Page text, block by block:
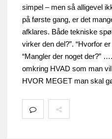
simpel – men så alligevel
på første gang, er det
afklares. Både tekniske
virker den del?”. “Hvorfor
“Mangler der noget der?”
omkring HVAD som man
HVOR MEGET man skal